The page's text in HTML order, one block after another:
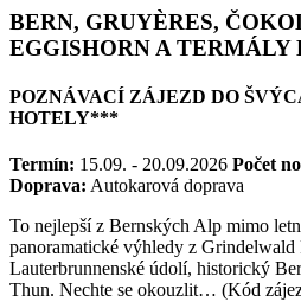
BERN, GRUYÈRES,
EGGISHORN A TERMÁLY
POZNÁVACÍ ZÁJEZD DO
HOTELY***
Termín: 15.09. - 20.09.2026 Počet
Doprava: Autokarová doprava
To nejlepší z Bernských Alp mimo
panoramatické výhledy z Grindelwald
Lauterbrunnenské údolí, historický
Thun. Nechte se okouzlit… (Kód